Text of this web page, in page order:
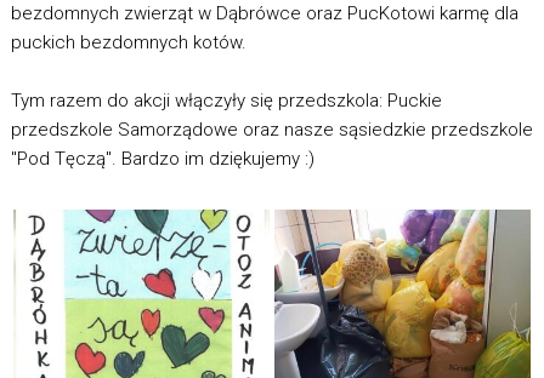
bezdomnych zwierząt w Dąbrówce oraz PucKotowi karmę dla
puckich bezdomnych kotów.
Tym razem do akcji włączyły się przedszkola: Puckie
przedszkole Samorządowe oraz nasze sąsiedzkie przedszkole
"Pod Tęczą". Bardzo im dziękujemy :)